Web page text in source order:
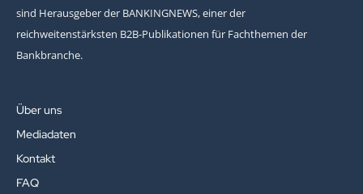
sind Herausgeber der BANKINGNEWS, einer der
reichweitenstärksten B2B-Publikationen für Fachthemen der
Bankbranche.
Über uns
Mediadaten
Kontakt
FAQ